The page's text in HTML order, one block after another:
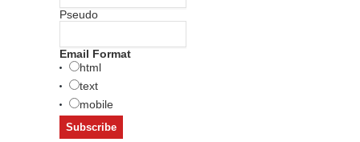
Pseudo
Email Format
html
text
mobile